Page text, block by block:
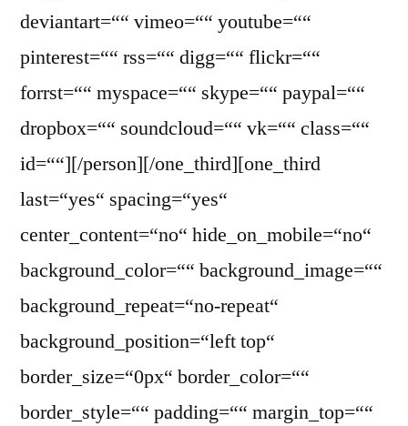
deviantart=““ vimeo=““ youtube=““
pinterest=““ rss=““ digg=““ flickr=““
forrst=““ myspace=““ skype=““ paypal=““
dropbox=““ soundcloud=““ vk=““ class=““
id=““][/person][/one_third][one_third
last=“yes“ spacing=“yes“
center_content=“no“ hide_on_mobile=“no“
background_color=““ background_image=““
background_repeat=“no-repeat“
background_position=“left top“
border_size=“0px“ border_color=““
border_style=““ padding=““ margin_top=““